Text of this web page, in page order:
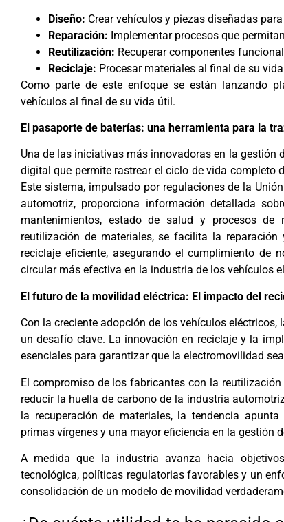
Diseño: Crear vehículos y piezas diseñadas
Reparación: Implementar procesos que
Reutilización: Recuperar componentes
Reciclaje: Procesar materiales al final de su
Como parte de este enfoque se están lanzando
vehículos al final de su vida útil.
El pasaporte de baterías: una herramienta para la
Una de las iniciativas más innovadoras en la gestión
digital que permite rastrear el ciclo de vida completo
Este sistema, impulsado por regulaciones de la
automotriz, proporciona información detallada
mantenimientos, estado de salud y procesos
reutilización de materiales, se facilita la
reciclaje eficiente, asegurando el cumplimiento de
circular más efectiva en la industria de los vehículos
El futuro de la movilidad eléctrica: El impacto del
Con la creciente adopción de los vehículos
un desafío clave. La innovación en reciclaje y la
esenciales para garantizar que la electromovilidad
El compromiso de los fabricantes con la
reducir la huella de carbono de la industria
la recuperación de materiales, la tendencia
primas vírgenes y una mayor eficiencia en la gestión
A medida que la industria avanza hacia
tecnológica, políticas regulatorias favorables y un
consolidación de un modelo de movilidad